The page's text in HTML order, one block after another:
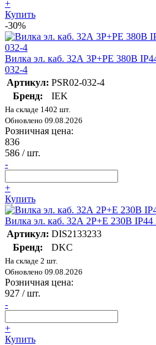
+
Купить
-30%
Вилка эл. каб. 32А 3P+PE 380В
032-4
Артикул: PSR02-032-4
Бренд:
IEK
На складе 1402 шт.
Обновлено 09.08.2026
Розничная цена:
836
586 / шт.
-
+
Купить
Вилка эл. каб. 32А 2P+E 230В
Артикул: DIS2133233
Бренд:
DKC
На складе 2 шт.
Обновлено 09.08.2026
Розничная цена:
927 / шт.
-
+
Купить